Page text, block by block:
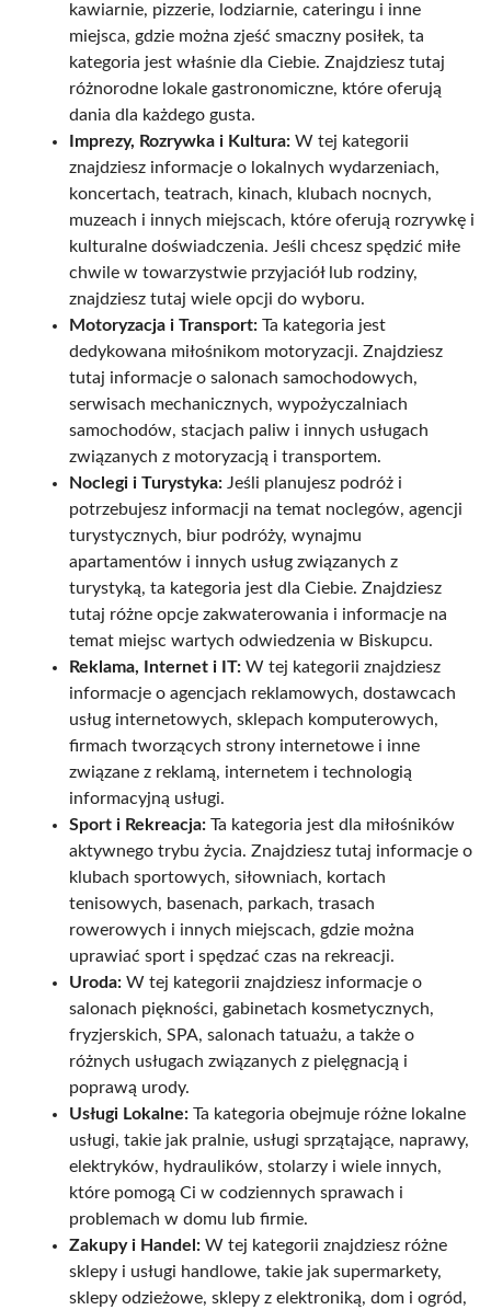
kawiarnie, pizzerie, lodziarnie, cateringu i inne
miejsca, gdzie można zjeść smaczny posiłek, ta
kategoria jest właśnie dla Ciebie. Znajdziesz tutaj
różnorodne lokale gastronomiczne, które oferują
dania dla każdego gusta.
Imprezy, Rozrywka i Kultura: W tej kategorii
znajdziesz informacje o lokalnych wydarzeniach,
koncertach, teatrach, kinach, klubach nocnych,
muzeach i innych miejscach, które oferują rozrywkę i
kulturalne doświadczenia. Jeśli chcesz spędzić miłe
chwile w towarzystwie przyjaciół lub rodziny,
znajdziesz tutaj wiele opcji do wyboru.
Motoryzacja i Transport: Ta kategoria jest
dedykowana miłośnikom motoryzacji. Znajdziesz
tutaj informacje o salonach samochodowych,
serwisach mechanicznych, wypożyczalniach
samochodów, stacjach paliw i innych usługach
związanych z motoryzacją i transportem.
Noclegi i Turystyka: Jeśli planujesz podróż i
potrzebujesz informacji na temat noclegów, agencji
turystycznych, biur podróży, wynajmu
apartamentów i innych usług związanych z
turystyką, ta kategoria jest dla Ciebie. Znajdziesz
tutaj różne opcje zakwaterowania i informacje na
temat miejsc wartych odwiedzenia w Biskupcu.
Reklama, Internet i IT: W tej kategorii znajdziesz
informacje o agencjach reklamowych, dostawcach
usług internetowych, sklepach komputerowych,
firmach tworzących strony internetowe i inne
związane z reklamą, internetem i technologią
informacyjną usługi.
Sport i Rekreacja: Ta kategoria jest dla miłośników
aktywnego trybu życia. Znajdziesz tutaj informacje o
klubach sportowych, siłowniach, kortach
tenisowych, basenach, parkach, trasach
rowerowych i innych miejscach, gdzie można
uprawiać sport i spędzać czas na rekreacji.
Uroda: W tej kategorii znajdziesz informacje o
salonach piękności, gabinetach kosmetycznych,
fryzjerskich, SPA, salonach tatuażu, a także o
różnych usługach związanych z pielęgnacją i
poprawą urody.
Usługi Lokalne: Ta kategoria obejmuje różne lokalne
usługi, takie jak pralnie, usługi sprzątające, naprawy,
elektryków, hydraulików, stolarzy i wiele innych,
które pomogą Ci w codziennych sprawach i
problemach w domu lub firmie.
Zakupy i Handel: W tej kategorii znajdziesz różne
sklepy i usługi handlowe, takie jak supermarkety,
sklepy odzieżowe, sklepy z elektroniką, dom i ogród,